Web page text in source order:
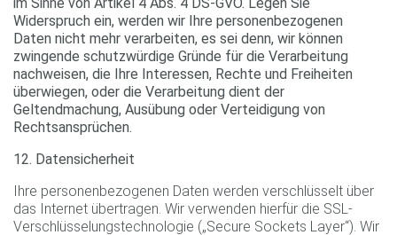
Widerspruch ein, werden wir Ihre personenbezogenen
Daten nicht mehr verarbeiten, es sei denn, wir können
zwingende schutzwürdige Gründe für die Verarbeitung
nachweisen, die Ihre Interessen, Rechte und Freiheiten
überwiegen, oder die Verarbeitung dient der
Geltendmachung, Ausübung oder Verteidigung von
Rechtsansprüchen.
12. Datensicherheit
Ihre personenbezogenen Daten werden verschlüsselt über
das Internet übertragen. Wir verwenden hierfür die SSL-
Verschlüsselungstechnologie („Secure Sockets Layer“). Wir